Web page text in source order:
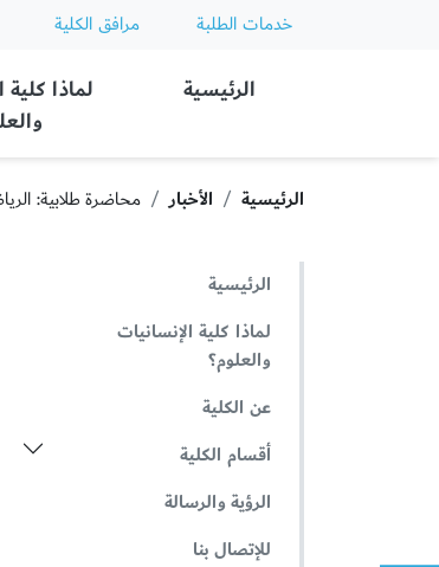
خدمات الطلبة مرافق الكلية
Ajman University
الرئيسية
لماذا كلية
الرئيسية الأخبار محاضرة طلابية:
الرئيسية
لماذا كلية الإنسانيات
والعلوم؟
عن الكلية
أقسام الكلية
الرؤية والرسالة
للإتصال بنا